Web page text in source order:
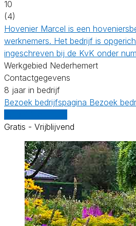
10
(4)
Hovenier Marcel is een
werknemers. Het bedrijf is
ingeschreven bij de KvK onder
Werkgebied Nederhemert
Contactgegevens
8 jaar in bedrijf
Bezoek bedrijfspagina Bezoek
Gratis - Vrijblijvend